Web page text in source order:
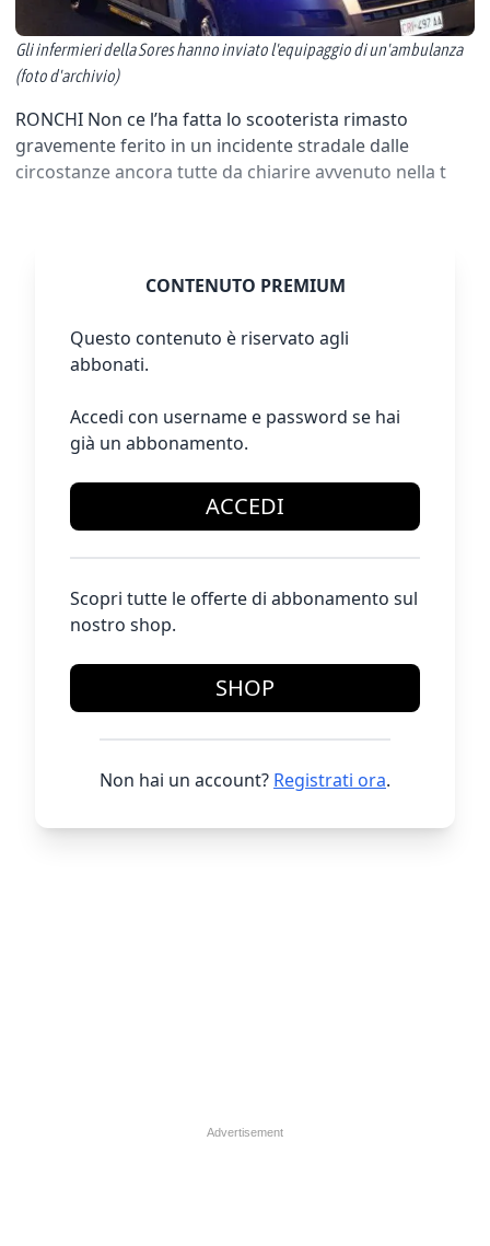
Gli infermieri della Sores hanno inviato l'equipaggio di un'ambulanza
(foto d'archivio)
RONCHI Non ce l’ha fatta lo scooterista rimasto
gravemente ferito in un incidente stradale dalle
circostanze ancora tutte da chiarire avvenuto nella t
CONTENUTO PREMIUM
Questo contenuto è riservato agli
abbonati.
Accedi con username e password se hai
già un abbonamento.
ACCEDI
Scopri tutte le offerte di abbonamento sul
nostro shop.
SHOP
Non hai un account? Registrati ora.